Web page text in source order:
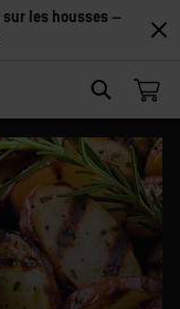
SEARCH
les housses –